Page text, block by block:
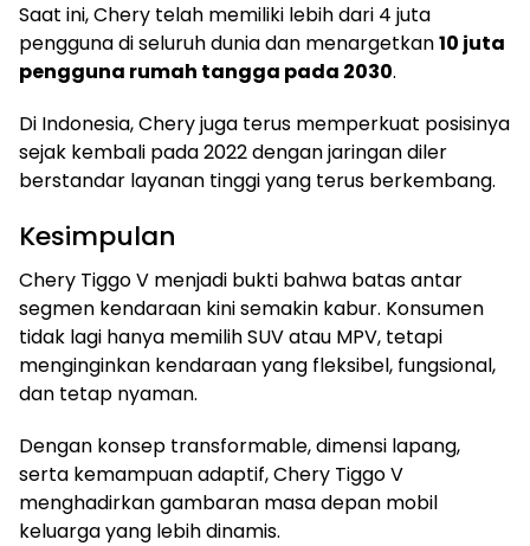
Saat ini, Chery telah memiliki lebih dari 4 juta
pengguna di seluruh dunia dan menargetkan10 juta
pengguna rumah tangga pada 2030.
Di Indonesia, Chery juga terus memperkuat posisinya
sejak kembali pada 2022 dengan jaringan diler
berstandar layanan tinggi yang terus berkembang.
Kesimpulan
Chery Tiggo V menjadi bukti bahwa batas antar
segmen kendaraan kini semakin kabur. Konsumen
tidak lagi hanya memilih SUV atau MPV, tetapi
menginginkan kendaraan yang fleksibel, fungsional,
dan tetap nyaman.
Dengan konsep transformable, dimensi lapang,
serta kemampuan adaptif, Chery Tiggo V
menghadirkan gambaran masa depan mobil
keluarga yang lebih dinamis.